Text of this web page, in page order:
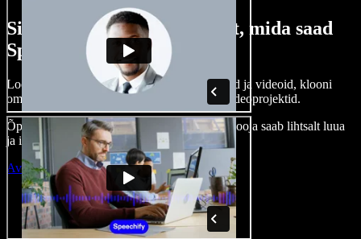
Siin on vaid väike osa sellest, mida saad
Speechify Studioga teha.
Loo voice-over’eid, kasuta tasuta pilte, helisid ja videoid, klooni
oma häält ja pane kokku terviklikud audio-videoprojektid.
Õppimiskõver puudub, kõik töötab veebis – looja saab lihtsalt luua
ja ideed kiiresti ellu viia.
Ava Studio